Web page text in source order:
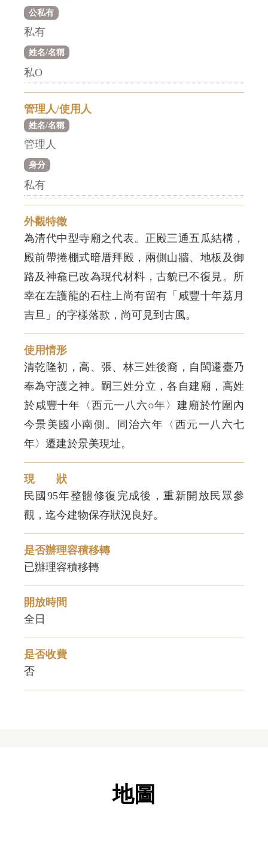
公私有
私有
姓名/名稱
私O
管理人/使用人
姓名/名稱
管理人
身分
私有
外觀特徵
為清代中型寺廟之代表。正殿三通五瓜結構，
殿前帶捲棚式暗厝拜殿，兩側山牆、地板及御
路及神龕已改為現代材料，古貌已不復見。所
幸在左護龍的石柱上尚有留有「咸豐十年荔月
吉旦」的字樣落款，尚可見到古風。
使用情形
清乾隆初，高、張、林三姓後裔，自閩遷臺乃
奉為守護之神。嗣三姓分立，各自建廟，高姓
於咸豐十年〈西元一八六○年〉建廟於竹圍內
今景美國小南側。同治六年〈西元一八六七
年〉遷建於景美現址。
現 狀
民國95年整體修復完成後，重新開放民眾參
觀，迄今建物保存狀況良好。
是否辦理容積移轉
已辦理容積移轉
開放時間
全日
是否收費
否
地圖